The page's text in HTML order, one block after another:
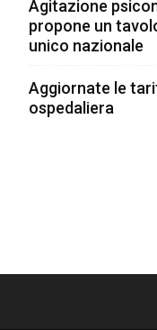
Agitazione
propone un
unico nazionale
Aggiornate le
ospedaliera